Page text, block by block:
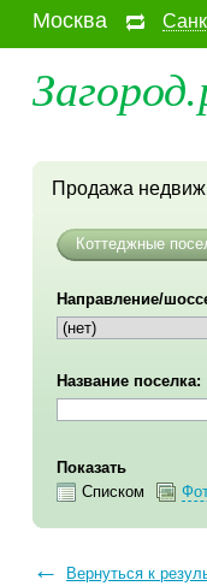
Москва
Продажа
Коттеджные
Направление/
Название поселка:
Показать
Списком
←
Вернуться к